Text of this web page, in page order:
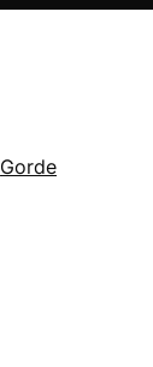
Gorde